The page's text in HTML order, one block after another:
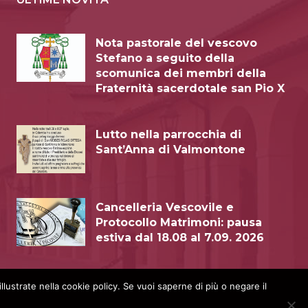
Nota pastorale del vescovo
Stefano a seguito della
scomunica dei membri della
Fraternità sacerdotale san Pio X
Lutto nella parrocchia di
Sant’Anna di Valmontone
Cancelleria Vescovile e
Protocollo Matrimoni: pausa
estiva dal 18.08 al 7.09. 2026
nella cookie policy. Se vuoi saperne di più o negare il